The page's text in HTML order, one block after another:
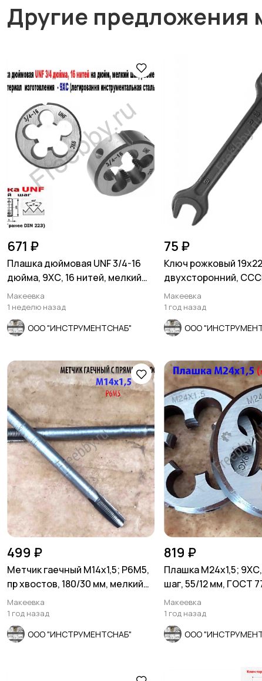
Другие предложения
671 ₽
Плашка дюймовая UNF 3/4-16
дюйма, 9ХС, 16 нитей, мелкий
шаг, 45/14 мм
Макеевка
1 неделю назад
ООО "ИНСТРУМЕНТСНАБ"
75 ₽
Ключ рожковый
двухсторонний,
0024.
Макеевка
1 год назад
ООО
499 ₽
Метчик гаечный М14х1,5; Р6М5,
пр хвостов, 180/30 мм, мелкий
шаг, СССР.
Макеевка
1 год назад
ООО "ИНСТРУМЕНТСНАБ"
819 ₽
Плашка М24х1,5;
шаг, 55/12 мм, ГОСТ
Макеевка
1 год назад
ООО